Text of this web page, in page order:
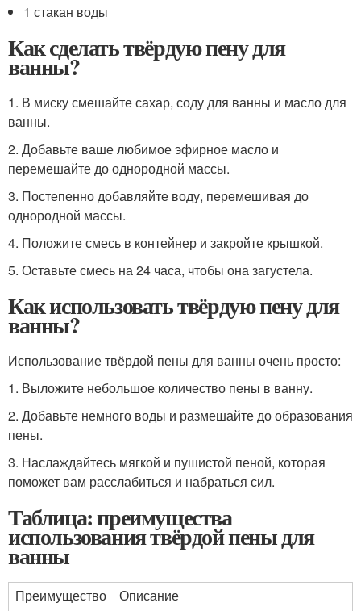
1 стакан воды
Как сделать твёрдую пену для
ванны?
1. В миску смешайте сахар, соду для ванны и масло для
ванны.
2. Добавьте ваше любимое эфирное масло и
перемешайте до однородной массы.
3. Постепенно добавляйте воду, перемешивая до
однородной массы.
4. Положите смесь в контейнер и закройте крышкой.
5. Оставьте смесь на 24 часа, чтобы она загустела.
Как использовать твёрдую пену для
ванны?
Использование твёрдой пены для ванны очень просто:
1. Выложите небольшое количество пены в ванну.
2. Добавьте немного воды и размешайте до образования
пены.
3. Наслаждайтесь мягкой и пушистой пеной, которая
поможет вам расслабиться и набраться сил.
Таблица: преимущества
использования твёрдой пены для
ванны
Преимущество Описание